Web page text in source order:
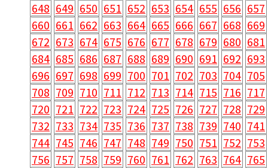
648 649 650 651 652 653 654 655 656 657
660 661 662 663 664 665 666 667 668 669
672 673 674 675 676 677 678 679 680 681
684 685 686 687 688 689 690 691 692 693
696 697 698 699 700 701 702 703 704 705
708 709 710 711 712 713 714 715 716 717
720 721 722 723 724 725 726 727 728 729
732 733 734 735 736 737 738 739 740 741
744 745 746 747 748 749 750 751 752 753
756 757 758 759 760 761 762 763 764 765